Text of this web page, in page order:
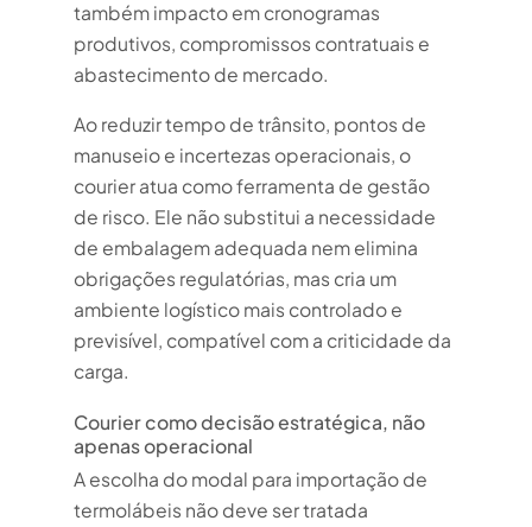
também impacto em cronogramas
produtivos, compromissos contratuais e
abastecimento de mercado.
Ao reduzir tempo de trânsito, pontos de
manuseio e incertezas operacionais, o
courier atua como ferramenta de gestão
de risco. Ele não substitui a necessidade
de embalagem adequada nem elimina
obrigações regulatórias, mas cria um
ambiente logístico mais controlado e
previsível, compatível com a criticidade da
carga.
Courier como decisão estratégica, não
apenas operacional
A escolha do modal para importação de
termolábeis não deve ser tratada